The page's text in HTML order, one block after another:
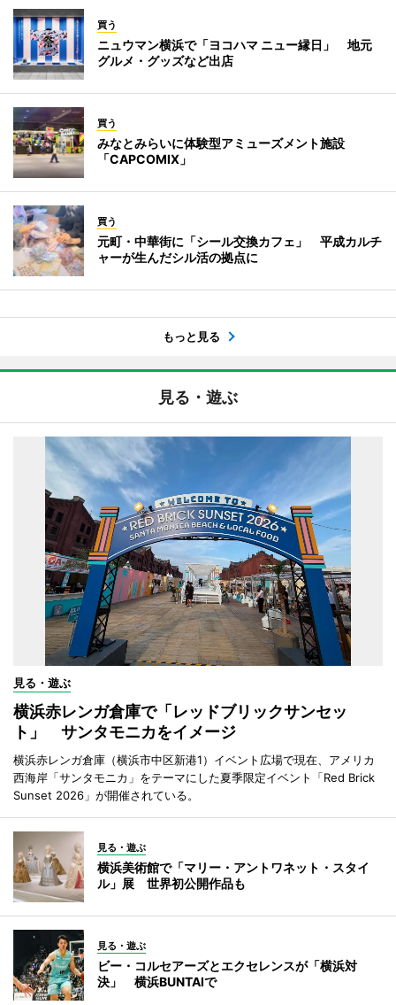
買う
ニュウマン横浜で「ヨコハマ ニュー縁日」 地元
グルメ・グッズなど出店
買う
みなとみらいに体験型アミューズメント施設
「CAPCOMIX」
買う
元町・中華街に「シール交換カフェ」 平成カルチ
ャーが生んだシル活の拠点に
もっと見る
見る・遊ぶ
見る・遊ぶ
横浜赤レンガ倉庫で「レッドブリックサンセッ
ト」 サンタモニカをイメージ
横浜赤レンガ倉庫（横浜市中区新港1）イベント広場で現在、アメリカ
西海岸「サンタモニカ」をテーマにした夏季限定イベント「Red Brick
Sunset 2026」が開催されている。
見る・遊ぶ
横浜美術館で「マリー・アントワネット・スタイ
ル」展 世界初公開作品も
見る・遊ぶ
ビー・コルセアーズとエクセレンスが「横浜対
決」 横浜BUNTAIで